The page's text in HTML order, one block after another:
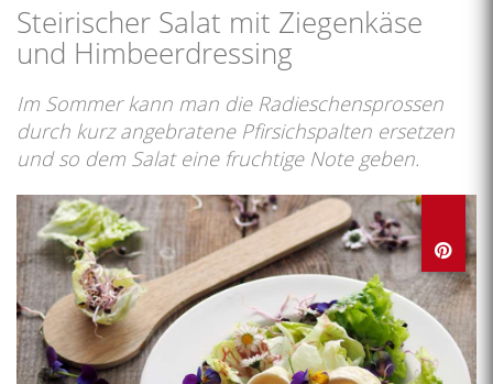
Steirischer Salat mit Ziegenkäse
und Himbeerdressing
Im Sommer kann man die Radieschensprossen
durch kurz angebratene Pfirsichspalten ersetzen
und so dem Salat eine fruchtige Note geben.